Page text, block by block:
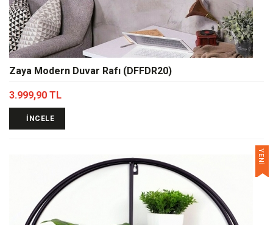
Zaya Modern Duvar Rafı (DFFDR20)
3.999,90 TL
İNCELE
YENİ